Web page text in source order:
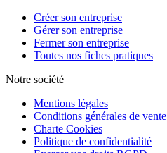
Créer son entreprise
Gérer son entreprise
Fermer son entreprise
Toutes nos fiches pratiques
Notre société
Mentions légales
Conditions générales de vente
Charte Cookies
Politique de confidentialité